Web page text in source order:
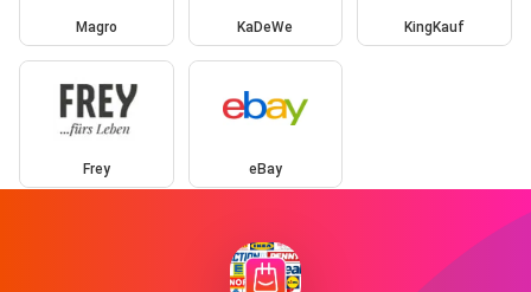
Magro KaDeWe KingKauf
Frey eBay